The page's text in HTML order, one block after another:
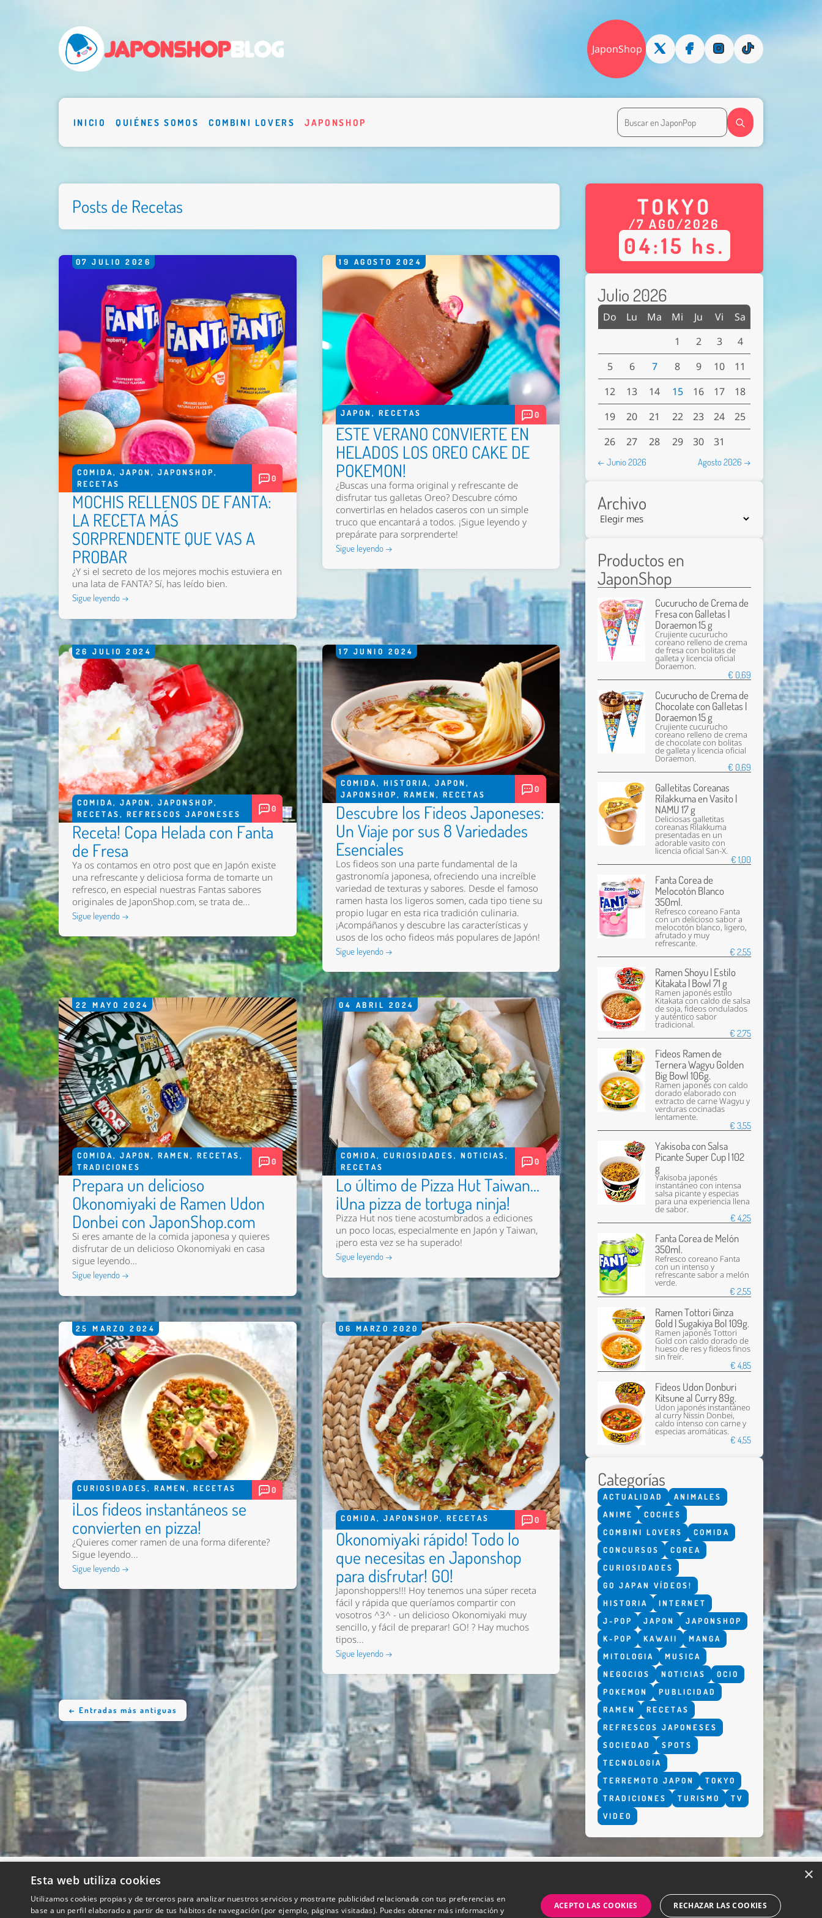
JaponShop
INICIO QUIÉNES SOMOS COMBINI LOVERS JAPONSHOP
Posts de Recetas
07 JULIO 2026
COMIDA,JAPON,JAPONSHOP,
RECETAS
0
MOCHIS RELLENOS DE FANTA:
LA RECETA MÁS
SORPRENDENTE QUE VAS A
PROBAR
¿Y si el secreto de los mejores mochis estuviera en
una lata de FANTA? Sí, has leído bien.
Sigue leyendo →
19 AGOSTO 2024
JAPON , RECETAS 0
ESTE VERANO CONVIERTE EN
HELADOS LOS OREO CAKE DE
POKEMON!
¿Buscas una forma original y refrescante de
disfrutar tus galletas Oreo? Descubre cómo
convertirlas en helados caseros con un simple
truco que encantará a todos. ¡Sigue leyendo y
prepárate para sorprenderte!
Sigue leyendo →
26 JULIO 2024
COMIDA,JAPON,JAPONSHOP,
RECETAS,REFRESCOS JAPONESES
0
Receta! Copa Helada con Fanta
de Fresa
Ya os contamos en otro post que en Japón existe
una refrescante y deliciosa forma de tomarte un
refresco, en especial nuestras Fantas sabores
originales de JaponShop.com, se trata de...
Sigue leyendo →
17 JUNIO 2024
COMIDA, HISTORIA, JAPON ,
JAPONSHOP, RAMEN , RECETAS
0
Descubre los Fideos Japoneses:
Un Viaje por sus 8 Variedades
Esenciales
Los fideos son una parte fundamental de la
gastronomía japonesa, ofreciendo una increíble
variedad de texturas y sabores. Desde el famoso
ramen hasta los ligeros somen, cada tipo tiene su
propio lugar en esta rica tradición culinaria.
¡Acompáñanos y descubre las características y
usos de los ocho fideos más populares de Japón!
Sigue leyendo →
22 MAYO 2024
COMIDA,JAPON,RAMEN,RECETAS,
TRADICIONES
0
Prepara un delicioso
Okonomiyaki de Ramen Udon
Donbei con JaponShop.com
Si eres amante de la comida japonesa y quieres
disfrutar de un delicioso Okonomiyaki en casa
sigue leyendo…
Sigue leyendo →
04 ABRIL 2024
COMIDA, CURIOSIDADES, NOTICIAS,
RECETAS
0
Lo último de Pizza Hut Taiwan…
¡Una pizza de tortuga ninja!
Pizza Hut nos tiene acostumbrados a ediciones
un poco locas, especialmente en Japón y Taiwan,
¡pero esta vez se ha superado!
Sigue leyendo →
25 MARZO 2024
CURIOSIDADES,RAMEN,RECETAS 0
¡Los fideos instantáneos se
convierten en pizza!
¿Quieres comer ramen de una forma diferente?
Sigue leyendo...
Sigue leyendo →
06 MARZO 2020
COMIDA, JAPONSHOP, RECETAS 0
Okonomiyaki rápido! Todo lo
que necesitas en Japonshop
para disfrutar! GO!
Japonshoppers!!! Hoy tenemos una súper receta
fácil y rápida que queríamos compartir con
vosotros ^3^ - un delicioso Okonomiyaki muy
sencillo, y fácil de preparar! GO! ? Hay muchos
tipos...
Sigue leyendo →
← Entradas más antiguas
TOKYO
/7 AGO/2026
04:15 hs.
Julio 2026
Do Lu Ma Mi Ju Vi
Sa
1
2 3
4
5
6 7 8 9 10
11
12
13 14 15 16 17
18
19
20 21 22 23 24
25
26
27 28 29 30 31
← Junio 2026 Agosto 2026 →
Archivo
Productos en
JaponShop
Cucurucho de Crema de
Fresa con Galletas |
Doraemon 15 g
Crujiente cucurucho
coreano relleno de crema
de fresa con bolitas de
galleta y licencia oficial
Doraemon.
€ 0,69
Cucurucho de Crema de
Chocolate con Galletas |
Doraemon 15 g
Crujiente cucurucho
coreano relleno de crema
de chocolate con bolitas
de galleta y licencia oficial
Doraemon.
€ 0,69
Galletitas Coreanas
Rilakkuma en Vasito |
NAMU 17 g
Deliciosas galletitas
coreanas Rilakkuma
presentadas en un
adorable vasito con
licencia oficial San-X.
€ 1,00
Fanta Corea de
Melocotón Blanco
350ml.
Refresco coreano Fanta
con un delicioso sabor a
melocotón blanco, ligero,
afrutado y muy
refrescante.
€ 2,55
Ramen Shoyu | Estilo
Kitakata | Bowl 71 g
Ramen japonés estilo
Kitakata con caldo de salsa
de soja, fideos ondulados
y auténtico sabor
tradicional.
€ 2,75
Fideos Ramen de
Ternera Wagyu Golden
Big Bowl 106g.
Ramen japonés con caldo
dorado elaborado con
extracto de carne Wagyu y
verduras cocinadas
lentamente.
€ 3,55
Yakisoba con Salsa
Picante Super Cup | 102
g
Yakisoba japonés
instantáneo con intensa
salsa picante y especias
para una experiencia llena
de sabor.
€ 4,25
Fanta Corea de Melón
350ml.
Refresco coreano Fanta
con un intenso y
refrescante sabor a melón
verde.
€ 2,55
Ramen Tottori Ginza
Gold | Sugakiya Bol 109g.
Ramen japonés Tottori
Gold con caldo dorado de
hueso de res y fideos finos
sin freír.
€ 4,85
Fideos Udon Donburi
Kitsune al Curry 89g.
Udon japonés instantáneo
al curry Nissin Donbei,
caldo intenso con carne y
especias aromáticas.
€ 4,55
Categorías
ACTUALIDAD
ANIMALES
ANIME
COCHES
COMBINI LOVERS
COMIDA
CONCURSOS
COREA
CURIOSIDADES
GO JAPAN VÍDEOS!
HISTORIA
INTERNET
J-POP
JAPON
JAPONSHOP
K-POP
KAWAII
MANGA
MITOLOGIA
MUSICA
NEGOCIOS
NOTICIAS
OCIO
POKEMON
PUBLICIDAD
RAMEN
RECETAS
REFRESCOS JAPONESES
SOCIEDAD
SPOTS
TECNOLOGIA
TERREMOTO JAPON
TOKYO
TRADICIONES
TURISMO
TV
VIDEO
×
Esta web utiliza cookies
Utilizamos cookies propias y de terceros para analizar nuestros servicios y mostrarte publicidad relacionada con tus preferencias en
base a un perfil elaborado a partir de tus hábitos de navegación (por ejemplo, páginas visitadas). Puedes obtener más información y
ACEPTO LAS COOKIES RECHAZAR LAS COOKIES